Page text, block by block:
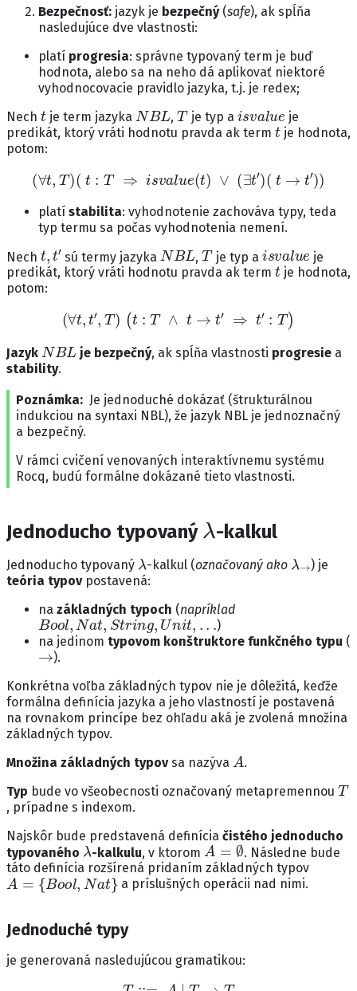
Bezpečnosť: jazyk je bezpečný(safe), ak spĺňa
nasledujúce dve vlastnosti:
platí progresia: správne typovaný term je buď
hodnota, alebo sa na neho dá aplikovať niektoré
vyhodnocovacie pravidlo jazyka, t.j. je redex;
Nech
t
je term jazyka
NBL
,
T
je typ a
is lu
je
predikát, ktorý vráti hodnotu pravda ak term
t
je hodnota,
potom:
(∀ t T ( t ⇒ sv u t)∨ ∃ ′)( t→ t
platí stabilita: vyhodnotenie zachováva typy, teda
typ termu sa počas vyhodnotenia nemení.
Nech
t t′
sú termy jazyka
NBL
,
T
je typ a
is lu
je
predikát, ktorý vráti hodnotu pravda ak term
t
je hodnota,
potom:
(∀t t′, )(t T t → ⇒ :T
Jazyk
NBL
je bezpečný, ak spĺňa vlastnosti progresie a
stability.
Poznámka
Je jednoduché dokázať (štrukturálnou
indukciou na syntaxi NBL), že jazyk NBL je jednoznačný
a bezpečný.
V rámci cvičení venovaných interaktívnemu systému
Rocq, budú formálne dokázané tieto vlastnosti.
Jednoducho typovaný
λ
-kalkul
Jednoducho typovaný
λ
-kalkul (označovaný ako
λ →
) je
teória typovpostavená:
na základných typoch (napríklad
Bo ol,Nat,Stri ng,Uni t,...
)
na jedinom typovom konštruktore funkčného typu (
→
).
Konkrétna voľba základných typov nie je dôležitá, keďže
formálna definícia jazyka a jeho vlastností je postavená
na rovnakom princípe bez ohľadu aká je zvolená množina
základných typov.
Množina základných typovsa nazýva
A
.
Typ bude vo všeobecnosti označovaný metapremennou
T
, prípadne s indexom.
Najskôr bude predstavená definícia čistého jednoducho
typovaného
λ
-kalkulu, v ktorom
A= ∅
. Následne bude
táto definícia rozšírená pridaním základných typov
A={Bool,Nat}
a príslušných operácii nad nimi.
Jednoduché typy
je generovaná nasledujúcou gramatikou:
T A | T→ T